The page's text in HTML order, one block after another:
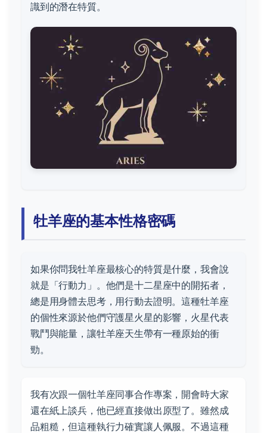
識到的潛在特質。
牡羊座的基本性格密碼
如果你問我牡羊座最核心的特質是什麼，我會說
就是「行動力」。他們是十二星座中的開拓者，
總是用身體去思考，用行動去證明。這種牡羊座
的個性來源於他們守護星火星的影響，火星代表
戰鬥與能量，讓牡羊座天生帶有一種原始的衝
勁。
我有次跟一個牡羊座同事合作專案，開會時大家
還在紙上談兵，他已經直接做出原型了。雖然成
品粗糙，但這種執行力確實讓人佩服。不過這種